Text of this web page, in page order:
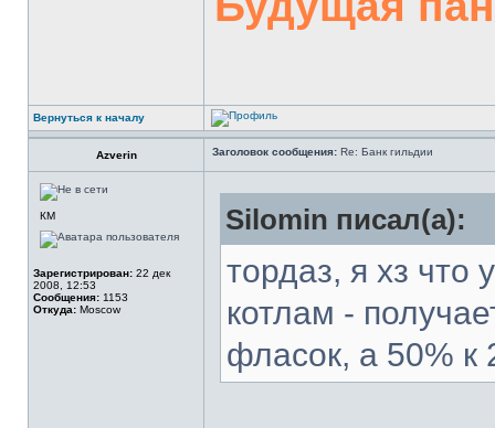
Вернуться к началу
Azverin Заголовок сообщения: Re: Банк гильдии
КМ
Зарегистрирован: 22 дек
2008, 12:53
Сообщения: 1153
Откуда: Moscow
Silomin писал(а):
тордаз, я хз что
котлам -
фласок, а 50% к